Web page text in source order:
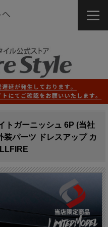
トガーニッシュ 6P (当社
パーツ ドレスアップ カ